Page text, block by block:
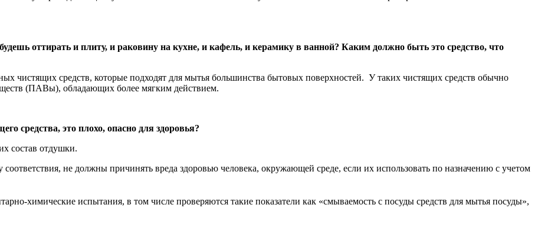
оттирать и плиту, и раковину на кухне, и кафель, и керамику в ванной? Каким должно быть это средство, что
чистящих средств, которые подходят для мытья большинства бытовых поверхностей. У таких чистящих средств обычно
(ПАВы), обладающих более мягким действием.
средства, это плохо, опасно для здоровья?
состав отдушки.
не должны причинять вреда здоровью человека, окружающей среде, если их использовать по назначению с учетом
химические испытания, в том числе проверяются такие показатели как «смываемость с посуды средств для мытья посуды»,